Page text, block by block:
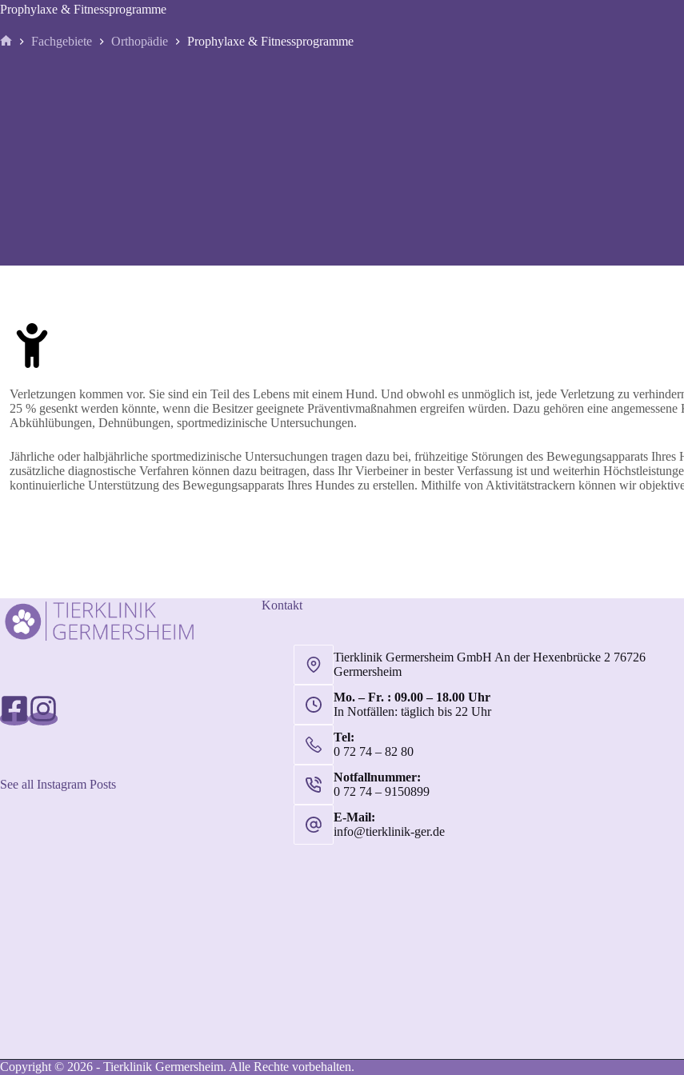
Prophylaxe & Fitnessprogramme
Fachgebiete Orthopädie Prophylaxe & Fitnessprogramme
Verletzungen kommen vor. Sie sind ein Teil des Lebens mit einem Hund. Und obwohl es unmöglich ist, jede Verletzung zu
25 % gesenkt werden könnte, wenn die Besitzer geeignete Präventivmaßnahmen ergreifen würden. Dazu gehören eine
Abkühlübungen, Dehnübungen, sportmedizinische Untersuchungen.
Jährliche oder halbjährliche sportmedizinische Untersuchungen tragen dazu bei, frühzeitige Störungen des Bewegungsapparats
zusätzliche diagnostische Verfahren können dazu beitragen, dass Ihr Vierbeiner in bester Verfassung ist und weiterhin
kontinuierliche Unterstützung des Bewegungsapparats Ihres Hundes zu erstellen. Mithilfe von Aktivitätstrackern können wir
See all Instagram Posts
Kontakt
Tierklinik Germersheim GmbH An der Hexenbrücke 2 76726
Germersheim
Mo. – Fr. : 09.00 – 18.00 Uhr
In Notfällen: täglich bis 22 Uhr
Tel:
0 72 74 – 82 80
Notfallnummer:
0 72 74 – 9150899
E-Mail:
info@tierklinik-ger.de
Copyright © 2026 - Tierklinik Germersheim. Alle Rechte vorbehalten.